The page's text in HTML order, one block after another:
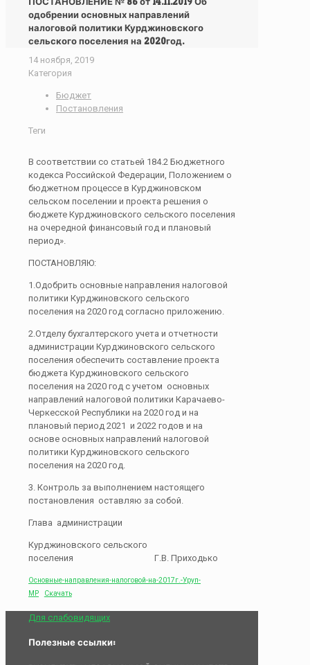
одобрении основных направлений
налоговой политики Курджиновского
сельского поселения на 2020год.
14 ноября, 2019
Категория
Бюджет
Постановления
Теги
В соответствии со статьей 184.2 Бюджетного
кодекса Российской Федерации, Положением о
бюджетном процессе в Курджиновском
сельском поселении и проекта решения о
бюджете Курджиновского сельского поселения
на очередной финансовый год и плановый
период».
ПОСТАНОВЛЯЮ:
1.Одобрить основные направления налоговой
политики Курджиновского сельского
поселения на 2020 год согласно приложению.
2.Отделу бухгалтерского учета и отчетности
администрации Курджиновского сельского
поселения обеспечить составление проекта
бюджета Курджиновского сельского
поселения на 2020 год с учетом основных
направлений налоговой политики Карачаево-
Черкесской Республики на 2020 год и на
плановый период 2021 и 2022 годов и на
основе основных направлений налоговой
политики Курджиновского сельского
поселения на 2020 год.
3. Контроль за выполнением настоящего
постановления оставляю за собой.
Глава администрации
Курджиновского сельского
поселения Г.В. Приходько
Основные-направления-налоговой-на-2017г.-Уруп-
МР
Скачать
Для слабовидящих
Полезные ссылки: